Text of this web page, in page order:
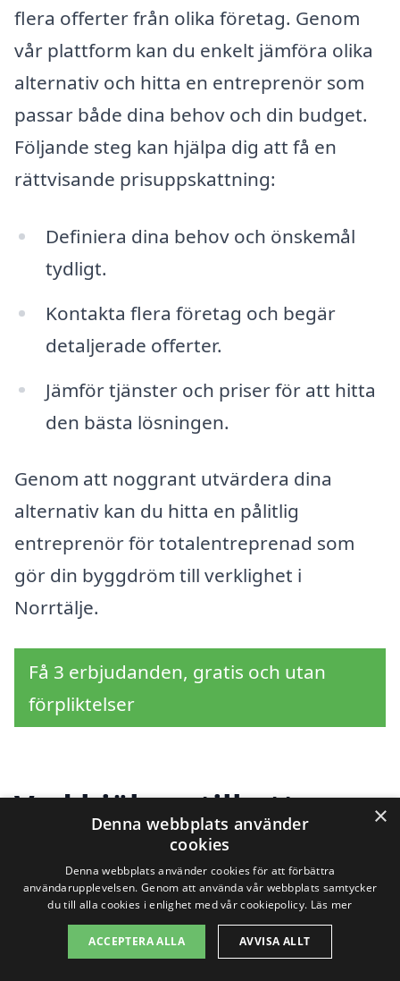
flera offerter från olika företag. Genom
vår plattform kan du enkelt jämföra olika
alternativ och hitta en entreprenör som
passar både dina behov och din budget.
Följande steg kan hjälpa dig att få en
rättvisande prisuppskattning:
Definiera dina behov och önskemål
tydligt.
Kontakta flera företag och begär
detaljerade offerter.
Jämför tjänster och priser för att hitta
den bästa lösningen.
Genom att noggrant utvärdera dina
alternativ kan du hitta en pålitlig
entreprenör för totalentreprenad som
gör din byggdröm till verklighet i
Norrtälje.
Få 3 erbjudanden, gratis och utan
förpliktelser
Vad hjälper till att
bestämma priset på
totalentreprenad i
Norrtälje?
×
Denna webbplats använder
cookies
Denna webbplats använder cookies för att förbättra
användarupplevelsen. Genom att använda vår webbplats samtycker
du till alla cookies i enlighet med vår cookiepolicy. Läs mer
ACCEPTERA ALLA AVVISA ALLT